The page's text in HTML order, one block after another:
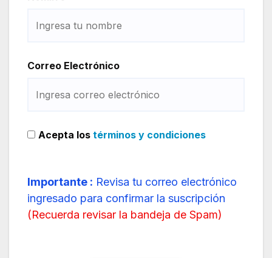
Correo Electrónico
Acepta los términos y condiciones
Importante : Revisa tu correo electrónico
ingresado para confirmar la suscripción
(Recuerda revisar la bandeja de Spam)